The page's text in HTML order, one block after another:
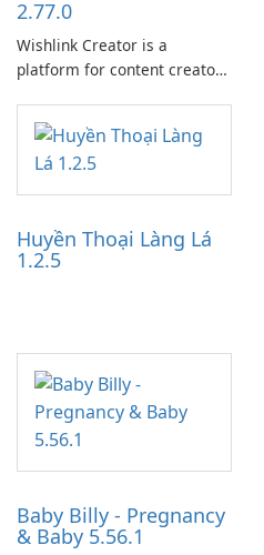
2.77.0
Wishlink Creator is a
platform for content creators
work through built-in brand
partnerships and integrated
tools for content distribution
and audience engagement.
Huyền Thoại Làng Lá
1.2.5
Baby Billy - Pregnancy
& Baby 5.56.1